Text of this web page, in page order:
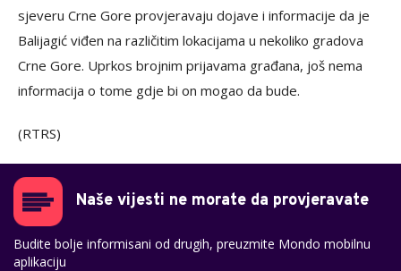
sjeveru Crne Gore provjeravaju dojave i informacije da je
Balijagić viđen na različitim lokacijama u nekoliko gradova
Crne Gore. Uprkos brojnim prijavama građana, još nema
informacija o tome gdje bi on mogao da bude.
(RTRS)
Naše vijesti ne morate da provjeravate
Budite bolje informisani od drugih, preuzmite Mondo mobilnu
aplikaciju